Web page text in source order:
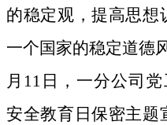
的稳定观，提高思想
一个国家的稳定道德
月11日，一分公司
安全教育日保密主题